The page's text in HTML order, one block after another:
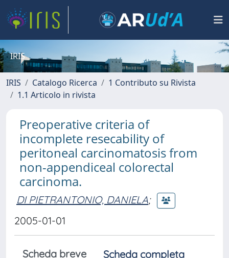
IRIS
IRIS Catalogo Ricerca
1 Contributo su Rivista
1.1 Articolo in rivista
Preoperative criteria of
incomplete resecability of
peritoneal carcinomatosis from
non-appendiceal colorectal
carcinoma.
DI PIETRANTONIO, DANIELA;
2005-01-01
Scheda breve
Scheda completa